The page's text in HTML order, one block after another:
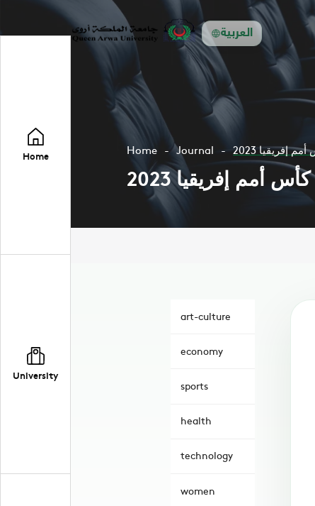
العربية
Home
University
Home Journal 2023
أمم إفريقيا 2023
art-culture
economy
sports
health
technology
women